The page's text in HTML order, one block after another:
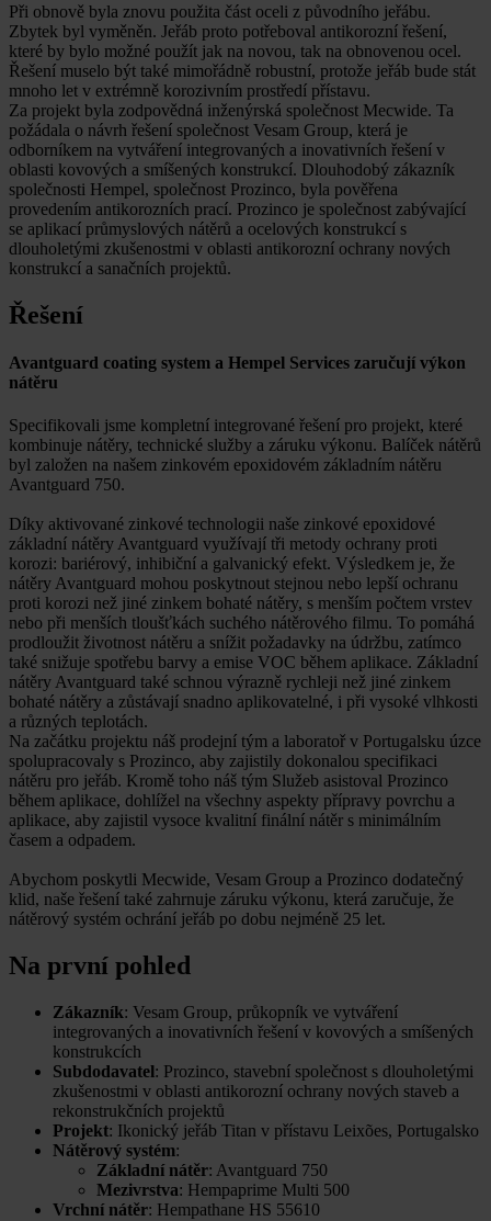
Při obnově byla znovu použita část oceli z původního jeřábu.
Zbytek byl vyměněn. Jeřáb proto potřeboval antikorozní řešení,
které by bylo možné použít jak na novou, tak na obnovenou ocel.
Řešení muselo být také mimořádně robustní, protože jeřáb bude stát
mnoho let v extrémně korozivním prostředí přístavu.
Za projekt byla zodpovědná inženýrská společnost Mecwide. Ta
požádala o návrh řešení společnost Vesam Group, která je
odborníkem na vytváření integrovaných a inovativních řešení v
oblasti kovových a smíšených konstrukcí. Dlouhodobý zákazník
společnosti Hempel, společnost Prozinco, byla pověřena
provedením antikorozních prací. Prozinco je společnost zabývající
se aplikací průmyslových nátěrů a ocelových konstrukcí s
dlouholetými zkušenostmi v oblasti antikorozní ochrany nových
konstrukcí a sanačních projektů.
Řešení
Avantguard coating system a Hempel Services zaručují výkon
nátěru
Specifikovali jsme kompletní integrované řešení pro projekt, které
kombinuje nátěry, technické služby a záruku výkonu. Balíček nátěrů
byl založen na našem zinkovém epoxidovém základním nátěru
Avantguard 750.
Díky aktivované zinkové technologii naše zinkové epoxidové
základní nátěry Avantguard využívají tři metody ochrany proti
korozi: bariérový, inhibiční a galvanický efekt. Výsledkem je, že
nátěry Avantguard mohou poskytnout stejnou nebo lepší ochranu
proti korozi než jiné zinkem bohaté nátěry, s menším počtem vrstev
nebo při menších tloušťkách suchého nátěrového filmu. To pomáhá
prodloužit životnost nátěru a snížit požadavky na údržbu, zatímco
také snižuje spotřebu barvy a emise VOC během aplikace. Základní
nátěry Avantguard také schnou výrazně rychleji než jiné zinkem
bohaté nátěry a zůstávají snadno aplikovatelné, i při vysoké vlhkosti
a různých teplotách.
Na začátku projektu náš prodejní tým a laboratoř v Portugalsku úzce
spolupracovaly s Prozinco, aby zajistily dokonalou specifikaci
nátěru pro jeřáb. Kromě toho náš tým Služeb asistoval Prozinco
během aplikace, dohlížel na všechny aspekty přípravy povrchu a
aplikace, aby zajistil vysoce kvalitní finální nátěr s minimálním
časem a odpadem.
Abychom poskytli Mecwide, Vesam Group a Prozinco dodatečný
klid, naše řešení také zahrnuje záruku výkonu, která zaručuje, že
nátěrový systém ochrání jeřáb po dobu nejméně 25 let.
Na první pohled
Zákazník: Vesam Group, průkopník ve vytváření
integrovaných a inovativních řešení v kovových a smíšených
konstrukcích
Subdodavatel: Prozinco, stavební společnost s dlouholetými
zkušenostmi v oblasti antikorozní ochrany nových staveb a
rekonstrukčních projektů
Projekt: Ikonický jeřáb Titan v přístavu Leixões, Portugalsko
Nátěrový systém:
Základní nátěr: Avantguard 750
Mezivrstva: Hempaprime Multi 500
Vrchní nátěr: Hempathane HS 55610